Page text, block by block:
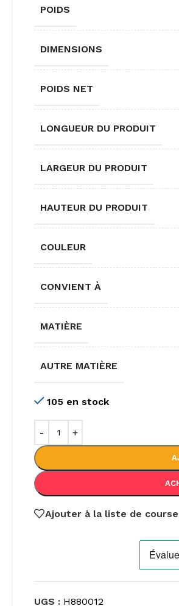
POIDS
DIMENSIONS
POIDS NET
LONGUEUR DU PRODUIT
LARGEUR DU PRODUIT
HAUTEUR DU PRODUIT
COULEUR
CONVIENT À
MATIÈRE
AUTRE MATIÈRE
105 en stock
Ajouter à la liste de
UGS : H880012